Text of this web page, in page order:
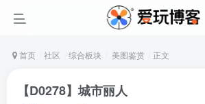
首页 社区 综合板块 美图鉴赏 正文
【D0278】城市丽人